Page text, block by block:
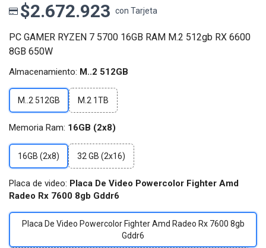
$2.672.923 con Tarjeta
PC GAMER RYZEN 7 5700 16GB RAM M.2 512gb RX 6600
8GB 650W
Almacenamiento: M..2 512GB
M..2 512GB M.2 1TB
Memoria Ram: 16GB (2x8)
16GB (2x8) 32 GB (2x16)
Placa de video: Placa De Video Powercolor Fighter Amd
Radeo Rx 7600 8gb Gddr6
Placa De Video Powercolor Fighter Amd Radeo Rx 7600 8gb
Gddr6